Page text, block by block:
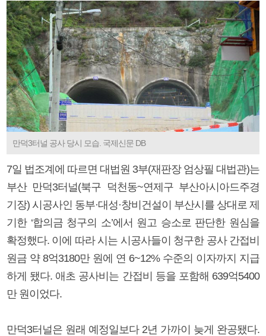
만덕3터널 공사 당시 모습. 국제신문 DB
7일 법조계에 따르면 대법원 3부(재판장 엄상필 대법관)는
부산 만덕3터널(북구 덕천동~연제구 부산아시아드주경
기장) 시공사인 동부·대성·창비건설이 부산시를 상대로 제
기한 ‘합의금 청구의 소’에서 원고 승소로 판단한 원심을
확정했다. 이에 따라 시는 시공사들이 청구한 공사 간접비
원금 약 8억3180만 원에 연 6~12% 수준의 이자까지 지급
하게 됐다. 애초 공사비는 간접비 등을 포함해 639억5400
만 원이었다.
만덕3터널은 원래 예정일보다 2년 가까이 늦게 완공됐다.